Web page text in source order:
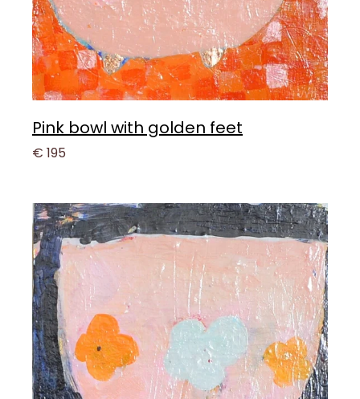
Pink bowl with golden feet
€ 195